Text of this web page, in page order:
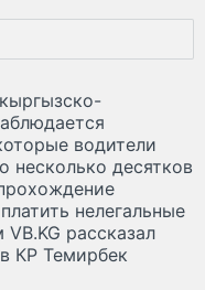
водители
несколько десятков
нелегальные
рассказал
КР Темирбек